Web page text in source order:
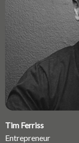
Tim Ferriss
Entrepreneur